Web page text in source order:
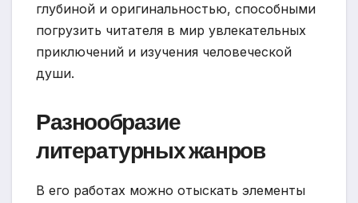
глубиной и оригинальностью, способными
погрузить читателя в мир увлекательных
приключений и изучения человеческой
души.
Разнообразие
литературных жанров
В его работах можно отыскать элементы